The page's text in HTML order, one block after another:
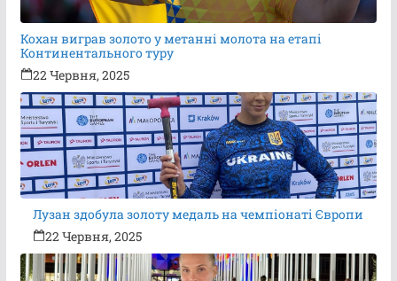
Кохан виграв золото у метанні молота на етапі
Континентального туру
22 Червня, 2025
Лузан здобула золоту медаль на чемпіонаті Європи
22 Червня, 2025